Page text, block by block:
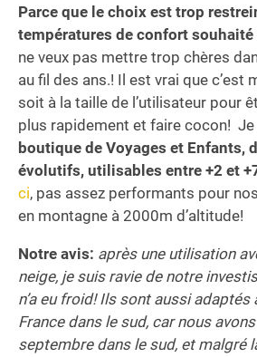
Parce que le choix est trop
températures de confort souhaité
ne veux pas mettre trop chères
au fil des ans.! Il est vrai que c’est
soit à la taille de l’utilisateur pour
plus rapidement et faire cocon! Je
boutique de Voyages et Enfants,
évolutifs, utilisables entre +2 et
ci, pas assez performants pour
en montagne à 2000m d’altitude!
Notre avis: après une utilisation
neige, je suis ravie de notre
n’a eu froid! Ils sont aussi adaptés
France dans le sud, car nous
septembre dans le sud, et malgré